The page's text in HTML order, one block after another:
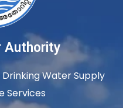
Authority
Drinking Water Supply
Services